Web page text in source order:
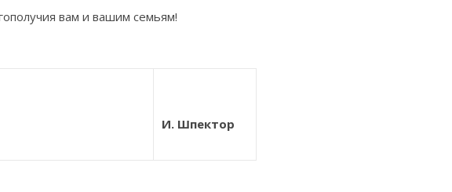
вам и вашим семьям!
И. Шпектор